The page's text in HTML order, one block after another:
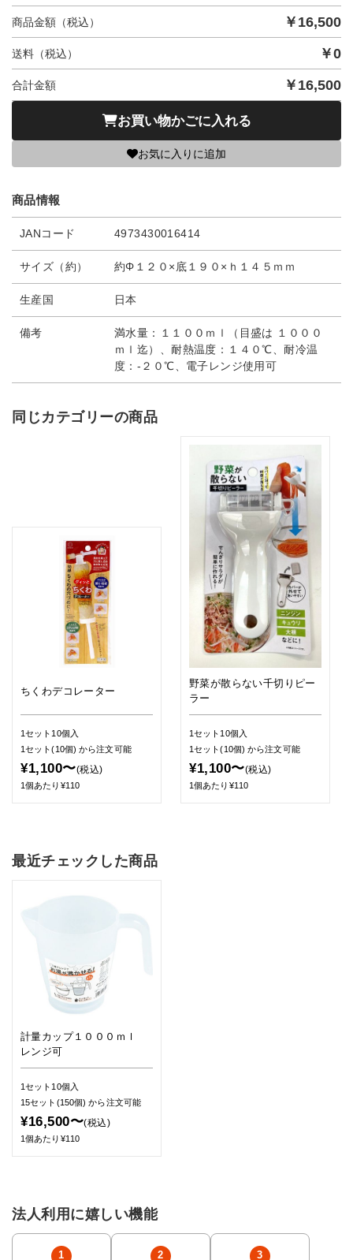
商品金額（税込） ￥ 16,500
送料（税込） ￥0
合計金額 ￥ 16,500
お買い物かごに入れる
お気に入りに追加
商品情報
JANコード 4973430016414
サイズ（約） 約Φ１２０×底１９０×ｈ１４５ｍｍ
生産国 日本
備考
満水量：１１００ｍｌ（目盛は １０００
ｍｌ迄）、耐熱温度：１４０℃、耐冷温
度：-２０℃、電子レンジ使用可
同じカテゴリーの商品
ちくわデコレーター
1セット10個入
1セット(10個)から注文可能
¥1,100〜(税込)
1個あたり¥110
野菜が散らない千切りピー
ラー
1セット10個入
1セット(10個)から注文可能
¥1,100〜(税込)
1個あたり¥110
最近チェックした商品
計量カップ１０００ｍｌ
レンジ可
1セット10個入
15セット(150個)から注文可能
¥16,500〜(税込)
1個あたり¥110
法人利用に嬉しい機能